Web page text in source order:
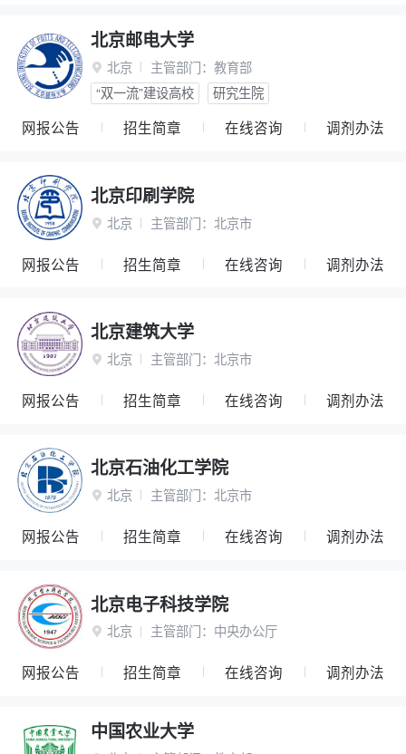
北京邮电大学
 北京 主管部门： 教育部
“双一流”建设高校
研究生院
网报公告 招生简章 在线咨询 调剂办法
北京印刷学院
 北京 主管部门： 北京市
网报公告 招生简章 在线咨询 调剂办法
北京建筑大学
 北京 主管部门： 北京市
网报公告 招生简章 在线咨询 调剂办法
北京石油化工学院
 北京 主管部门： 北京市
网报公告 招生简章 在线咨询 调剂办法
北京电子科技学院
 北京 主管部门： 中央办公厅
网报公告 招生简章 在线咨询 调剂办法
中国农业大学